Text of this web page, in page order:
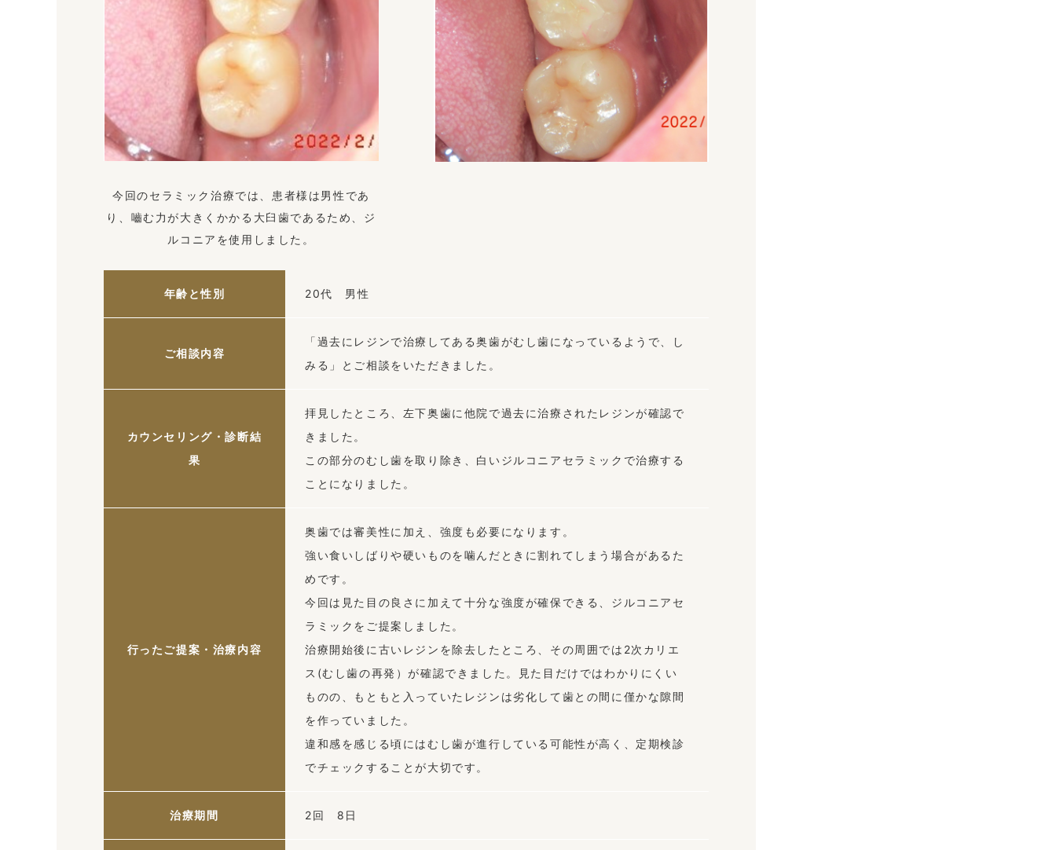
今回のセラミック治療では、患者様は男性であ
り、嚙む力が大きくかかる大臼歯であるため、ジ
ルコニアを使用しました。
年齢と性別 20代 男性
ご相談内容
「過去にレジンで治療してある奥歯がむし歯になっているようで、し
みる」とご相談をいただきました。
カウンセリング・診断結
果
拝見したところ、左下奥歯に他院で過去に治療されたレジンが確認で
きました。
この部分のむし歯を取り除き、白いジルコニアセラミックで治療する
ことになりました。
行ったご提案・治療内容
奥歯では審美性に加え、強度も必要になります。
強い食いしばりや硬いものを噛んだときに割れてしまう場合があるた
めです。
今回は見た目の良さに加えて十分な強度が確保できる、ジルコニアセ
ラミックをご提案しました。
治療開始後に古いレジンを除去したところ、その周囲では2次カリエ
ス(むし歯の再発）が確認できました。見た目だけではわかりにくい
ものの、もともと入っていたレジンは劣化して歯との間に僅かな隙間
を作っていました。
違和感を感じる頃にはむし歯が進行している可能性が高く、定期検診
でチェックすることが大切です。
治療期間 2回 8日